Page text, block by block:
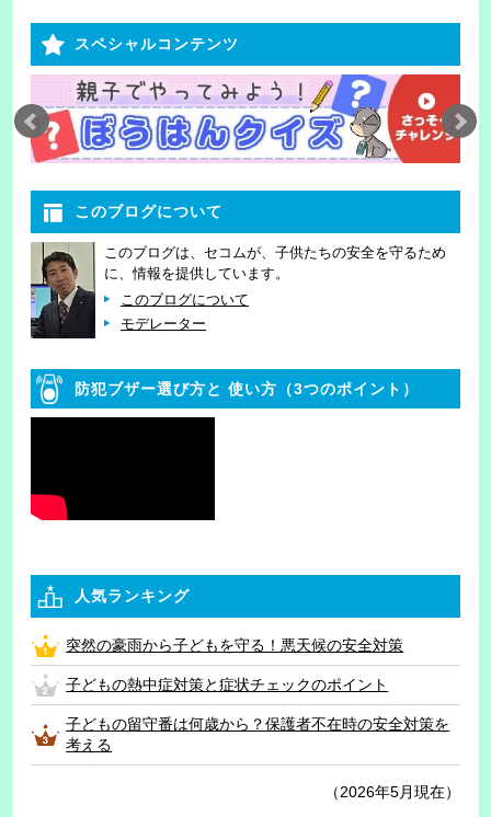
スペシャルコンテンツ
このブログについて
このブログは、セコムが、子供たちの安全を守るため
に、情報を提供しています。
このブログについて
モデレーター
防犯ブザー選び方と 使い方（3つのポイント）
人気ランキング
突然の豪雨から子どもを守る！悪天候の安全対策
子どもの熱中症対策と症状チェックのポイント
子どもの留守番は何歳から？保護者不在時の安全対策を
考える
（2026年5月現在）